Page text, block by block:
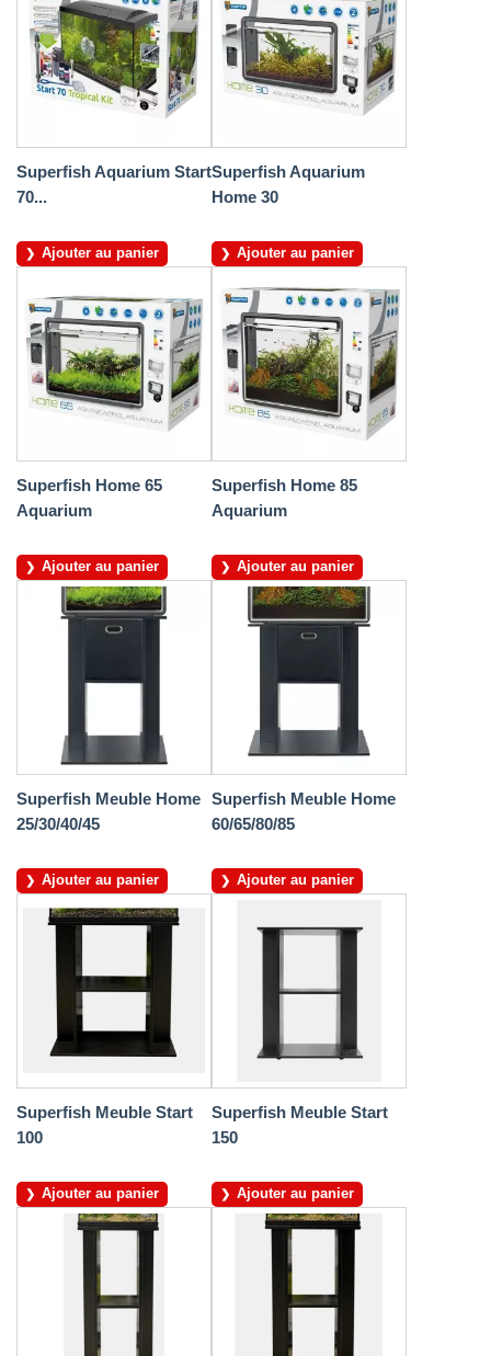
Superfish Aquarium Start
70...
Ajouter au panier
Superfish Aquarium
Home 30
Ajouter au panier
Superfish Home 65
Aquarium
Ajouter au panier
Superfish Home 85
Aquarium
Ajouter au panier
Superfish Meuble Home
25/30/40/45
Ajouter au panier
Superfish Meuble Home
60/65/80/85
Ajouter au panier
Superfish Meuble Start
100
Ajouter au panier
Superfish Meuble Start
150
Ajouter au panier